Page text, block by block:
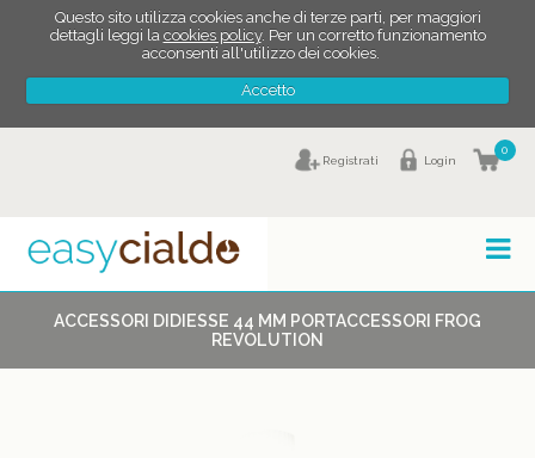
Questo sito utilizza cookies anche di terze parti, per maggiori
dettagli leggi la cookies policy. Per un corretto funzionamento
acconsenti all'utilizzo dei cookies.
Accetto
0
Login
Registrati
ACCESSORI DIDIESSE 44 MM PORTACCESSORI FROG
REVOLUTION